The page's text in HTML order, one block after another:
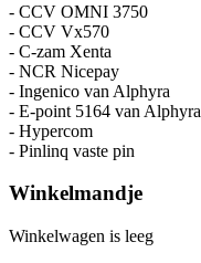
- CCV OMNI 3750
- CCV Vx570
- C-zam Xenta
- NCR Nicepay
- Ingenico van Alphyra
- E-point 5164 van Alphyra
- Hypercom
- Pinlinq vaste pin
Winkelmandje
Winkelwagen is leeg